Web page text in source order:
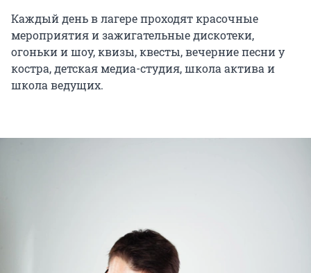
Каждый день в лагере проходят красочные
мероприятия и зажигательные дискотеки,
огоньки и шоу, квизы, квесты, вечерние песни у
костра, детская медиа-студия, школа актива и
школа ведущих.